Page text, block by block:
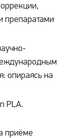
препаратами
опираясь на
PLA.
приёме